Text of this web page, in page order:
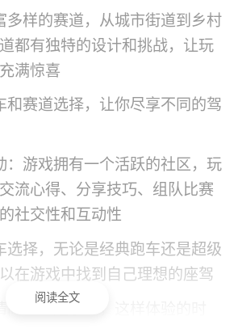
多样的赛道，从城市街道到乡村
都有独特的设计和挑战，让玩
满惊喜
和赛道选择，让你尽享不同的驾
：游戏拥有一个活跃的社区，玩
流心得、分享技巧、组队比赛
社交性和互动性
选择，无论是经典跑车还是超级
在游戏中找到自己理想的座驾
阅读全文